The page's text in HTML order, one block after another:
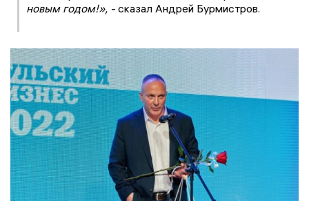
новым годом!», - сказал Андрей Бурмистров.